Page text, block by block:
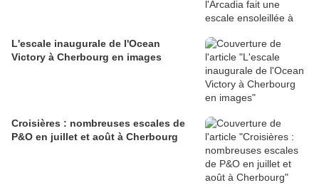
L'escale inaugurale de l'Ocean
Victory à Cherbourg en images
Croisières : nombreuses escales de
P&O en juillet et août à Cherbourg